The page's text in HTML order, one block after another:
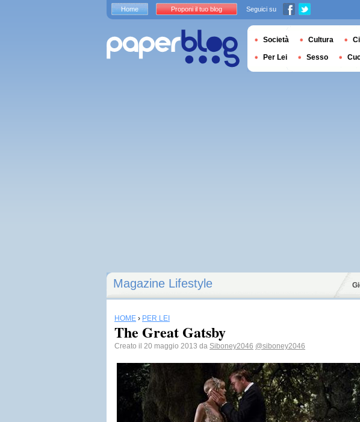
Magazine Lifestyle
HOME › PER LEI
The Great Gatsby
Creato il 20 maggio 2013 da Siboney2046 @siboney2046
Home Proponi il tuo blog Seguici su
Società Cultura
Per Lei Sesso